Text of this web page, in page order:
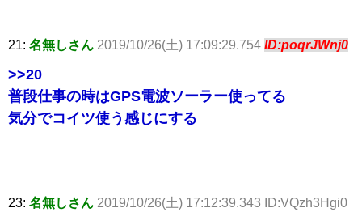
21: 名無しさん 2019/10/26(土) 17:09:29.754 ID:poqrJWnj0
>>20
普段仕事の時はGPS電波ソーラー使ってる
気分でコイツ使う感じにする
23: 名無しさん 2019/10/26(土) 17:12:39.343 ID:VQzh3Hgi0